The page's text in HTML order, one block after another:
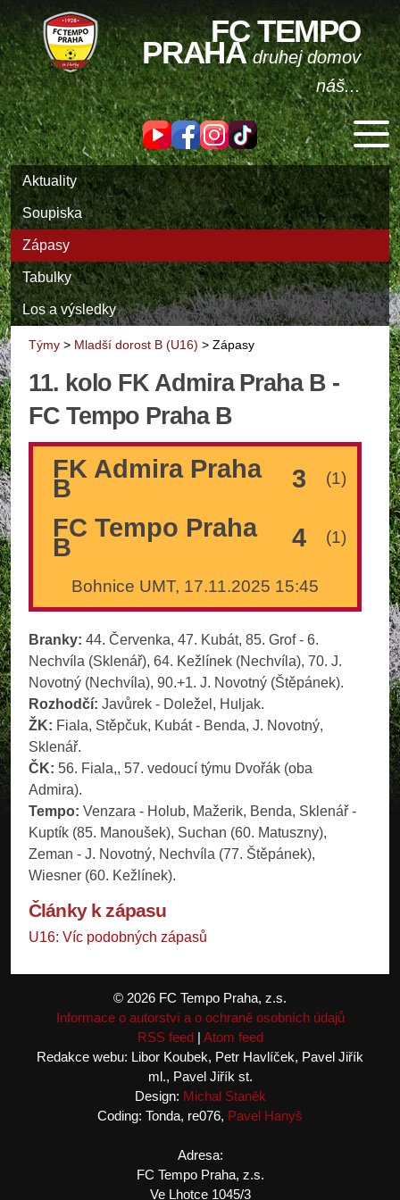
FC TEMPO
PRAHAdruhej domov
náš...
Aktuality
Soupiska
Zápasy
Tabulky
Los a výsledky
Týmy > Mladší dorost B (U16) > Zápasy
11. kolo FK Admira Praha B -
FC Tempo Praha B
FK Admira Praha
B 3 (1)
FC Tempo Praha
B 4 (1)
Bohnice UMT, 17.11.2025 15:45
Branky: 44. Červenka, 47. Kubát, 85. Grof - 6.
Nechvíla (Sklenář), 64. Kežlínek (Nechvíla), 70. J.
Novotný (Nechvíla), 90.+1. J. Novotný (Štěpánek).
Rozhodčí: Javůrek - Doležel, Huljak.
ŽK: Fiala, Stěpčuk, Kubát - Benda, J. Novotný,
Sklenář.
ČK: 56. Fiala,, 57. vedoucí týmu Dvořák (oba
Admira).
Tempo: Venzara - Holub, Mažerik, Benda, Sklenář -
Kuptík (85. Manoušek), Suchan (60. Matuszny),
Zeman - J. Novotný, Nechvíla (77. Štěpánek),
Wiesner (60. Kežlínek).
Články k zápasu
U16: Víc podobných zápasů
© 2026 FC Tempo Praha, z.s.
Informace o autorství a o ochraně osobních údajů
RSS feed| Atom feed
Redakce webu: Libor Koubek, Petr Havlíček, Pavel Jiřík
ml., Pavel Jiřík st.
Design: Michal Staněk
Coding: Tonda, re076, Pavel Hanyš
Adresa:
FC Tempo Praha, z.s.
Ve Lhotce 1045/3